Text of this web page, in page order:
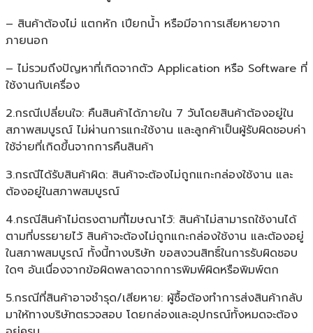
– สินค้าต้องไม่ แตกหัก เปียกน้ำ หรือมีอาการเสียหายจาก
ภายนอก
– ไม่รวมถึงปัญหาที่เกิดจากตัว Application หรือ Software ที่
ใช้งานกับเครื่อง
2.กรณีเปลี่ยนใจ: คืนสินค้าได้ภายใน 7 วันโดยสินค้าต้องอยู่ใน
สภาพสมบูรณ์ ไม่ผ่านการแกะใช้งาน และลูกค้าเป็นผู้รับผิดชอบค่า
ใช้จ่ายที่เกิดขึ้นจากการคืนสินค้า
3.กรณีได้รับสินค้าผิด: สินค้าจะต้องไม่ถูกแกะกล่องใช้งาน และ
ต้องอยู่ในสภาพสมบูรณ์
4.กรณีสินค้าไม่ตรงตามที่โฆษณาไว้: สินค้าไม่สามารถใช้งานได้
ตามที่บรรยายไว้ สินค้าจะต้องไม่ถูกแกะกล่องใช้งาน และต้องอยู่
ในสภาพสมบูรณ์ ทั้งนี้ทางบริษัท ขอสงวนสิทธิ์ในการรับผิดชอบ
ใดๆ อันเนื่องจากข้อผิดพลาดจากการพิมพ์ผิดหรือพิมพ์ตก
5.กรณีที่สินค้าอาจชำรุด/เสียหาย: ผู้ซื้อต้องทำการส่งสินค้ากลับ
มาให้ทางบริษัทตรวจสอบ โดยกล่องและอุปกรณ์ทั้งหมดจะต้อง